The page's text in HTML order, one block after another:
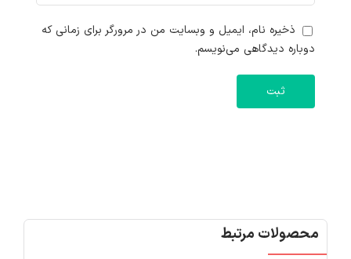
ذخیره نام، ایمیل و وبسایت من در مرورگر برای زمانی که
دوباره دیدگاهی می‌نویسم.
محصولات مرتبط